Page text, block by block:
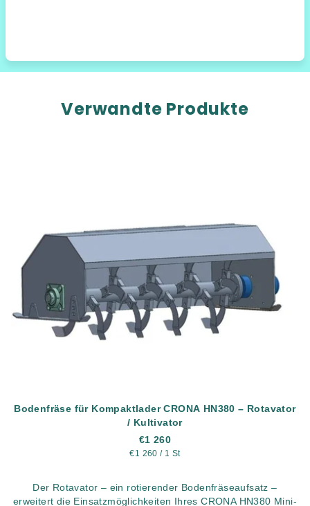
Verwandte Produkte
Bodenfräse für Kompaktlader CRONA HN380 – Rotavator
/ Kultivator
€1 260
Verkaufspreis:
€1 260 / 1 St
Der Rotavator – ein rotierender Bodenfräseaufsatz –
erweitert die Einsatzmöglichkeiten Ihres CRONA HN380 Mini-